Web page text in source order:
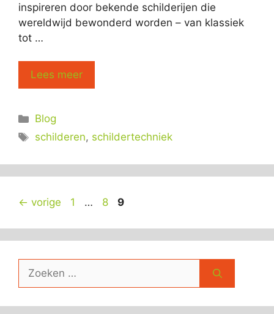
inspireren door bekende schilderijen die
wereldwijd bewonderd worden – van klassiek
tot …
Lees meer
Categorieën
Blog
Tags
schilderen, schildertechniek
← vorige Pagina
1 … Pagina
8 Pagina
9
Zoek